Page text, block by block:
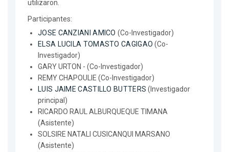
utilizaron.
Participantes:
JOSE CANZIANI AMICO (Co-Investigador)
ELSA LUCILA TOMASTO CAGIGAO (Co-
Investigador)
GARY URTON - (Co-Investigador)
REMY CHAPOULIE (Co-Investigador)
LUIS JAIME CASTILLO BUTTERS (Investigador
principal)
RICARDO RAUL ALBURQUEQUE TIMANA
(Asistente)
SOLSIRE NATALI CUSICANQUI MARSANO
(Asistente)